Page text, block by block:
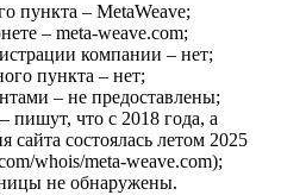
пункта – MetaWeave;
– meta-weave.com;
компании – нет;
пункта – нет;
– не предоставлены;
пишут, что с 2018 года, а
сайта состоялась летом 2025
whois/meta-weave.com);
не обнаружены.